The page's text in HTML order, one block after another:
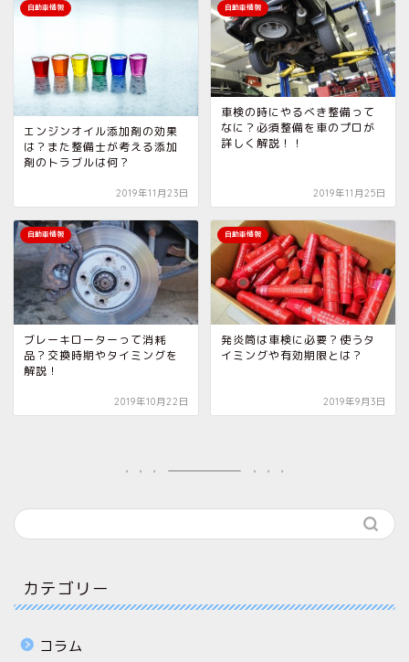
自動車情報
エンジンオイル添加剤の効果
は？また整備士が考える添加
剤のトラブルは何？
2019年11月23日
自動車情報
車検の時にやるべき整備って
なに？必須整備を車のプロが
詳しく解説！！
2019年11月25日
自動車情報
ブレーキローターって消耗
品？交換時期やタイミングを
解説！
2019年10月22日
自動車情報
発炎筒は車検に必要？使うタ
イミングや有効期限とは？
2019年9月3日
カテゴリー
コラム